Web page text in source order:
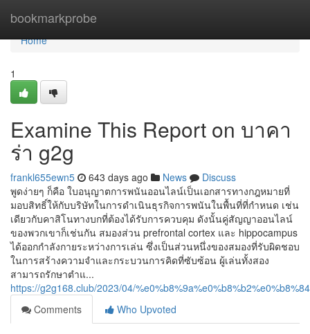
bookmarkprobe
Home
Home
1
Examine This Report on บาคา
ร่า g2g
frankl655ewn5 643 days ago News
Discuss
พูดง่ายๆ ก็คือ ใบอนุญาตการพนันออนไลน์เป็นเอกสารทางกฎหมายที่
มอบสิทธิ์ให้กับบริษัทในการดำเนินธุรกิจการพนันในพื้นที่ที่กำหนด เช่น
เดียวกับคาสิโนทางบกที่ต้องได้รับการควบคุม ดังนั้นคู่สัญญาออนไลน์
ของพวกเขาก็เช่นกัน สมองส่วน prefrontal cortex และ hippocampus
ได้ออกกำลังกายระหว่างการเล่น ซึ่งเป็นส่วนหนึ่งของสมองที่รับผิดชอบ
ในการสร้างความจำและกระบวนการคิดที่ซับซ้อน ผู้เล่นทั้งสอง
สามารถรักษาตำแ...
https://g2g168.club/2023/04/
Comments
Who Upvoted